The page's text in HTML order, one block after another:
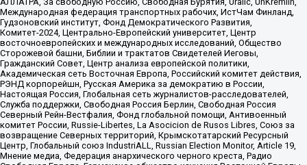
Международная федерация транспортных рабочих, ИстЧам Финланд,
Гудзоновский институт, Фонд Демократического Развития,
Комитет-2024, Центрально-Европейский университет, Центр
восточноевропейских и международных исследований, Общество
Сторожевой башни, Библии и трактатов Свидетелей Иеговы,
Гражданский Совет, Центр анализа европейской политики,
Академическая сеть Восточная Европа, Российский комитет действия,
РЭНД корпорейшн, Русская Америка за демократию в России,
Настоящая Россия, Глобальная сеть журналистов-расследователей,
Служба поддержки, Свободная Россия Берлин, Свободная Россия
Северный Рейн-Вестфалия, Фонд глобальной помощи, Антивоенный
комитет России, Russie-Libertes, La Asocicion de Rusos Libres, Союз за
возвращение Северных территорий, Крымскотатарский Ресурсный
Центр, Глобальный союз IndustriALL, Russian Election Monitor, Article 19,
Мнение медиа, Федерация анархического черного креста, Радио